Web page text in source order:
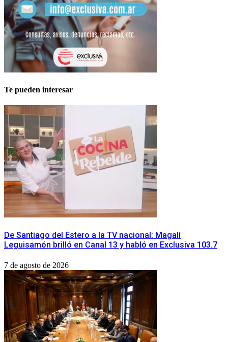
Te pueden interesar
De Santiago del Estero a la TV nacional: Magalí
Leguisamón brilló en Canal 13 y habló en Exclusiva 103.7
7 de agosto de 2026